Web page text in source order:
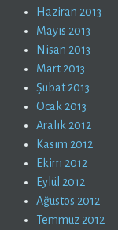
Haziran 2013
Mayıs 2013
Nisan 2013
Mart 2013
Şubat 2013
Ocak 2013
Aralık 2012
Kasım 2012
Ekim 2012
Eylül 2012
Ağustos 2012
Temmuz 2012